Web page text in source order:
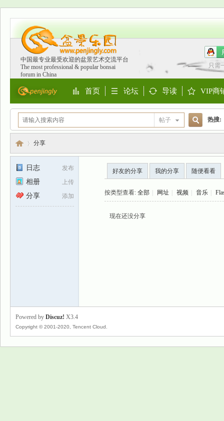
中国最专业最受欢迎的盆景艺术交流平台
The most professional & popular bonsai
forum in China
只需
首页 论坛 导读 VIP商
帖子
搜
索
热搜:
盆
分享
发布
日志
上传
相册
添加
分享
好友的分享 我的分享 随便看看
按类型查看: 全部 网址 视频 音乐
现在还没分享
Powered by Discuz! X3.4
Copyright © 2001-2020, Tencent Cloud.